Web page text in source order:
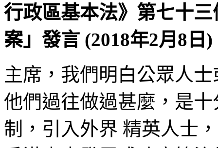
行政區基本法》第七十
案」發言 (2018年2月8日)
主席，我們明白公眾人
他們過往做過甚麼，是
制，引入外界 精英人士